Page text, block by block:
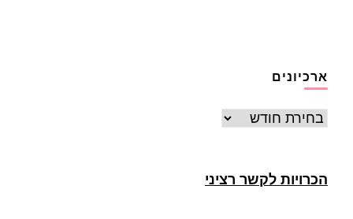
ארכיונים
ארכיונים
הכרויות לקשר רציני